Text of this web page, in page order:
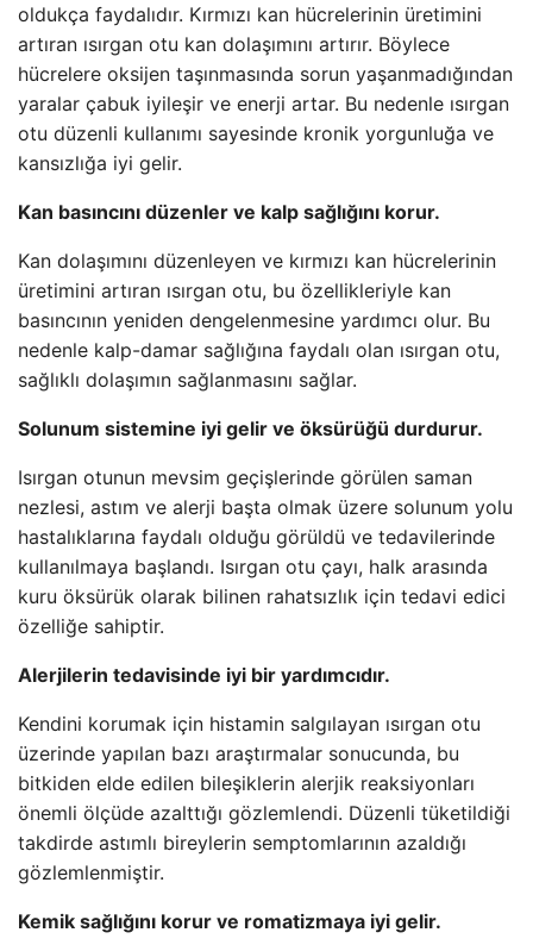
oldukça faydalıdır. Kırmızı kan hücrelerinin üretimini
artıran ısırgan otu kan dolaşımını artırır. Böylece
hücrelere oksijen taşınmasında sorun yaşanmadığından
yaralar çabuk iyileşir ve enerji artar. Bu nedenle ısırgan
otu düzenli kullanımı sayesinde kronik yorgunluğa ve
kansızlığa iyi gelir.
Kan basıncını düzenler ve kalp sağlığını korur.
Kan dolaşımını düzenleyen ve kırmızı kan hücrelerinin
üretimini artıran ısırgan otu, bu özellikleriyle kan
basıncının yeniden dengelenmesine yardımcı olur. Bu
nedenle kalp-damar sağlığına faydalı olan ısırgan otu,
sağlıklı dolaşımın sağlanmasını sağlar.
Solunum sistemine iyi gelir ve öksürüğü durdurur.
Isırgan otunun mevsim geçişlerinde görülen saman
nezlesi, astım ve alerji başta olmak üzere solunum yolu
hastalıklarına faydalı olduğu görüldü ve tedavilerinde
kullanılmaya başlandı. Isırgan otu çayı, halk arasında
kuru öksürük olarak bilinen rahatsızlık için tedavi edici
özelliğe sahiptir.
Alerjilerin tedavisinde iyi bir yardımcıdır.
Kendini korumak için histamin salgılayan ısırgan otu
üzerinde yapılan bazı araştırmalar sonucunda, bu
bitkiden elde edilen bileşiklerin alerjik reaksiyonları
önemli ölçüde azalttığı gözlemlendi. Düzenli tüketildiği
takdirde astımlı bireylerin semptomlarının azaldığı
gözlemlenmiştir.
Kemik sağlığını korur ve romatizmaya iyi gelir.